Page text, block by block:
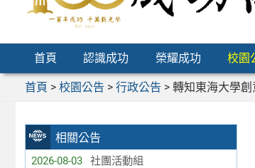
首頁 認識成功 榮耀成功 校園
首頁 > 校園公告 > 行政公告 > 轉知東海大學
相關公告
2026-08-03 社團活動組